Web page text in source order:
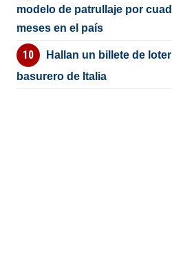
modelo de patrullaje por
meses en el país
Hallan un billete de
basurero de Italia